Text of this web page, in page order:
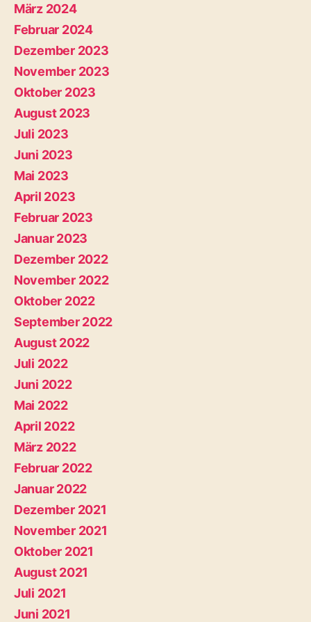
März 2024
Februar 2024
Dezember 2023
November 2023
Oktober 2023
August 2023
Juli 2023
Juni 2023
Mai 2023
April 2023
Februar 2023
Januar 2023
Dezember 2022
November 2022
Oktober 2022
September 2022
August 2022
Juli 2022
Juni 2022
Mai 2022
April 2022
März 2022
Februar 2022
Januar 2022
Dezember 2021
November 2021
Oktober 2021
August 2021
Juli 2021
Juni 2021